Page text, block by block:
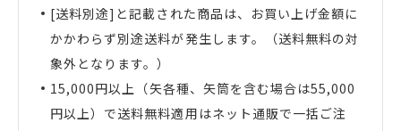
[送料別途]と記載された商品は、お買い上げ金額に
かかわらず別途送料が発生します。（送料無料の対
象外となります。）
15,000円以上（矢各種、矢筒を含む場合は55,000
円以上）で送料無料適用はネット通販で一括ご注